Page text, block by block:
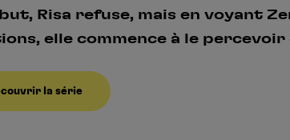
Risa refuse, mais en voyant
elle commence à le
la série